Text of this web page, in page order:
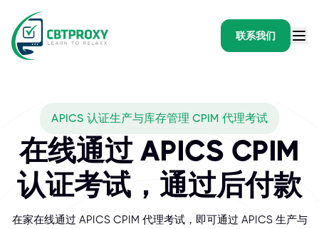
联系我们
APICS 认证生产与库存管理 CPIM 代理考试
在线通过 APICS CPIM
认证考试，通过后付款
在家在线通过 APICS CPIM 代理考试，即可通过 APICS 生产与